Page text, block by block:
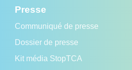
Presse
Communiqué de presse
Dossier de presse
Kit média StopTCA